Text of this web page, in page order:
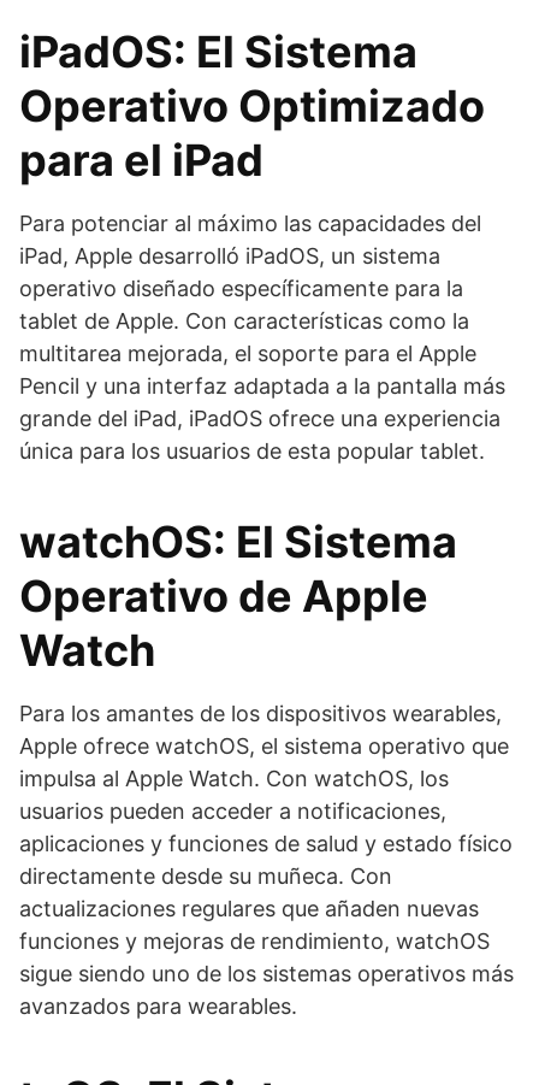
iPadOS: El Sistema
Operativo Optimizado
para el iPad
Para potenciar al máximo las capacidades del
iPad, Apple desarrolló iPadOS, un sistema
operativo diseñado específicamente para la
tablet de Apple. Con características como la
multitarea mejorada, el soporte para el Apple
Pencil y una interfaz adaptada a la pantalla más
grande del iPad, iPadOS ofrece una experiencia
única para los usuarios de esta popular tablet.
watchOS: El Sistema
Operativo de Apple
Watch
Para los amantes de los dispositivos wearables,
Apple ofrece watchOS, el sistema operativo que
impulsa al Apple Watch. Con watchOS, los
usuarios pueden acceder a notificaciones,
aplicaciones y funciones de salud y estado físico
directamente desde su muñeca. Con
actualizaciones regulares que añaden nuevas
funciones y mejoras de rendimiento, watchOS
sigue siendo uno de los sistemas operativos más
avanzados para wearables.